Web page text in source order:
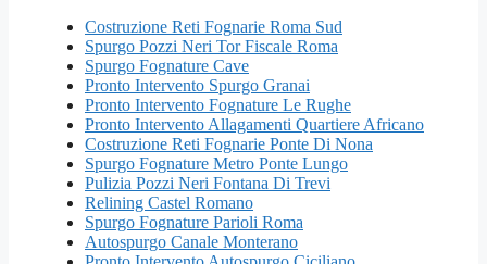
Costruzione Reti Fognarie Roma Sud
Spurgo Pozzi Neri Tor Fiscale Roma
Spurgo Fognature Cave
Pronto Intervento Spurgo Granai
Pronto Intervento Fognature Le Rughe
Pronto Intervento Allagamenti Quartiere Africano
Costruzione Reti Fognarie Ponte Di Nona
Spurgo Fognature Metro Ponte Lungo
Pulizia Pozzi Neri Fontana Di Trevi
Relining Castel Romano
Spurgo Fognature Parioli Roma
Autospurgo Canale Monterano